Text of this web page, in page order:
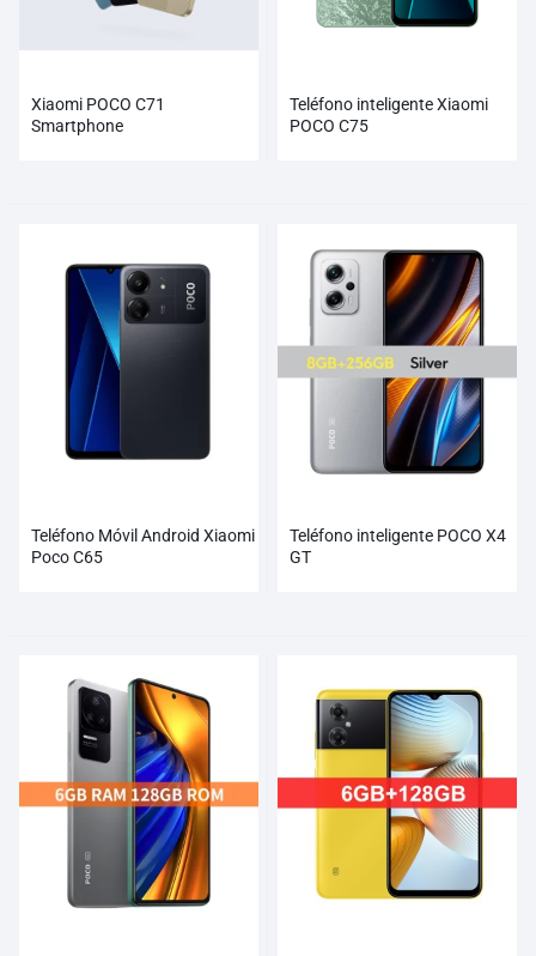
Xiaomi POCO C71
Smartphone
Teléfono inteligente Xiaomi
POCO C75
Teléfono Móvil Android Xiaomi
Poco C65
Teléfono inteligente POCO X4
GT